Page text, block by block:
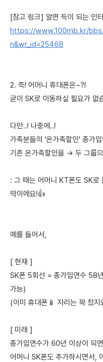
[참고 링크] 알면 득이 되는 인
https://www.100mb.kr/
n&wr_id=25468
2. 즉! 어머니 휴대폰은~?!
굳이 SK로 이동하실 필요가 없
다만..! 나중에..!
가족분들의 '온가족할인' 총가
기존 온가족할인을 → 두 그룹
: 그 때는 어머니 KT폰도 SK로
딱이에요!👍
예를 들어서,
[ 현재 ]
SK폰 5회선 = 총가입연수 58
가능)
(이미 휴대폰📱 자리는 꽉 찼지
[ 미래 ]
총가입연수가 60년 이상이 되
어머니 SK폰도 추가하시면서,